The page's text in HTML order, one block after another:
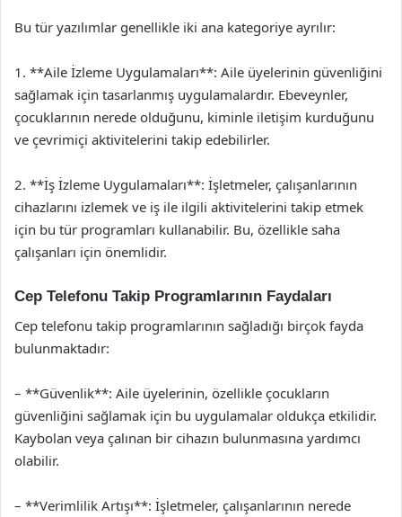
Bu tür yazılımlar genellikle iki ana kategoriye ayrılır:
1. **Aile İzleme Uygulamaları**: Aile üyelerinin güvenliğini
sağlamak için tasarlanmış uygulamalardır. Ebeveynler,
çocuklarının nerede olduğunu, kiminle iletişim kurduğunu
ve çevrimiçi aktivitelerini takip edebilirler.
2. **İş İzleme Uygulamaları**: İşletmeler, çalışanlarının
cihazlarını izlemek ve iş ile ilgili aktivitelerini takip etmek
için bu tür programları kullanabilir. Bu, özellikle saha
çalışanları için önemlidir.
Cep Telefonu Takip Programlarının Faydaları
Cep telefonu takip programlarının sağladığı birçok fayda
bulunmaktadır:
– **Güvenlik**: Aile üyelerinin, özellikle çocukların
güvenliğini sağlamak için bu uygulamalar oldukça etkilidir.
Kaybolan veya çalınan bir cihazın bulunmasına yardımcı
olabilir.
– **Verimlilik Artışı**: İşletmeler, çalışanlarının nerede